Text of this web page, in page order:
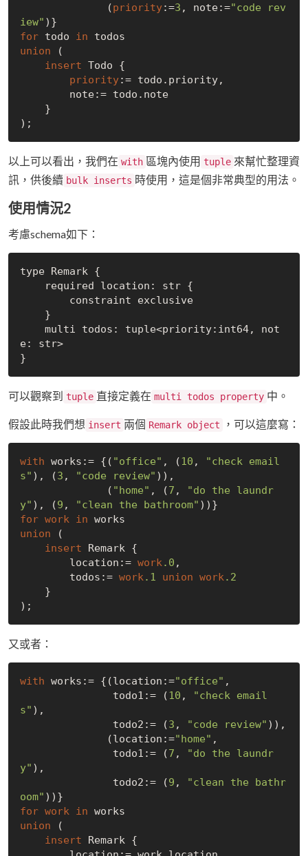
              (
priority:=3 , note:="code rev
iew"
for todo in
union (
insert Todo {
priority:= todo.priority,
以上可以看出，我們在 with 區塊內使用 tuple 來幫忙整理資
訊，供後續 bulk inserts 時使用，這是個非常典型的用法。
使用情況2
考慮schema如下：
type Remark {
e: str>
可以觀察到 tuple 直接定義在 multi todos property 中。
假設此時我們想 insert 兩個 Remark object ，可以這麼寫：
with works:= {( "office" , (10 ,
"check email
s" ), (3 , "code review" )),
              (
"home" , (7 ,
"do the laundr
y" ), (9 , "clean the bathroom"
for work in
union (
insert Remark {
        location:=
work.0 ,
        todos:=
work.1 union work.2
又或者：
with works:= {(location:="office" ,
               todo1:= (
10 ,
"check email
s" ),
               todo2:= (
3 , "code review" )),
              (location:=
"home" ,
               todo1:= (
7 ,
"do the laundr
y" ),
               todo2:= (
9 ,
"clean the bathr
oom"
for work in
union (
insert Remark {